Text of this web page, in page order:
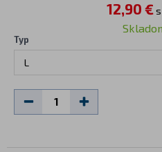
12,90 €s
Typ
L